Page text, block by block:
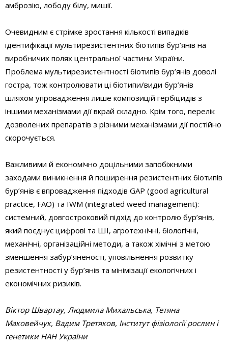
амброзію, лободу білу, мишії.
Очевидним є стрімке зростання кількості випадків
ідентифікації мультирезистентних біотипів бур’янів на
виробничих полях центральної частини України.
Проблема мультирезистентності біотипів бур’янів доволі
гостра, тож контролювати ці біотипи/види бур’янів
шляхом упровадження лише композицій гербіцидів з
іншими механізмами дії вкрай складно. Крім того, перелік
дозволених препаратів з різними механізмами дії постійно
скорочується.
Важливими й економічно доцільними запобіжними
заходами виникнення й поширення резистентних біотипів
бур’янів є впровадження підходів GAP (good agricultural
practice, FAO) та IWM (integrated weed management):
системний, довгостроковий підхід до контролю бур’янів,
який поєднує цифрові та ШІ, агротехнічні, біологічні,
механічні, організаційні методи, а також хімічні з метою
зменшення забур’яненості, уповільнення розвитку
резистентності у бур’янів та мінімізації екологічних і
економічних ризиків.
Віктор Швартау, Людмила Михальська, Тетяна
Маковейчук, Вадим Третяков, Інститут фізіології рослин і
генетики НАН України